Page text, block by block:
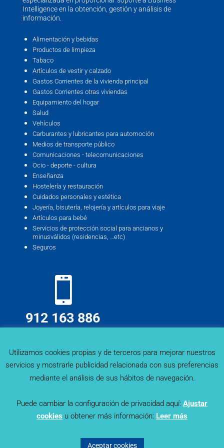
Intelligence en la obtención, gestión y análisis de
información.
Alimentación y bebidas
Productos de limpieza
Tabaco
Artículos de vestir y calzado
Gastos Corrientes de la vivienda principal
Gastos Corrientes otras viviendas
Equipamiento del hogar
Salud
Vehículos
Carburantes y lubricantes para automoción
Medios de transporte público
Comunicaciones - telecomunicaciones
Ocio - deporte - cultura
Enseñanza
Hostelería y restauración
Cuidados personales y estética
Joyería, bisutería, relojería y artículos para viaje
Artículos para bebé
Servicios de protección social para ancianos y
minusválidos (residencias, …etc)
Seguros
912 163 886
Utilizamos cookies propias y de terceros para mejorar nuestros
servicios y mostrarle publicidad relacionada con sus preferencias
mediante el análisis de sus hábitos de navegación.
Puede cambiar la configuración de privacidad aquí: Ajustar
cookies u obtener más información: Leer más
Aceptar cookies